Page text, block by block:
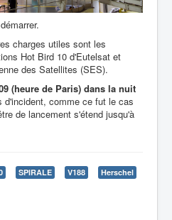
charges utiles sont les
Hot Bird 10 d'Eutelsat et
des Satellites (SES).
(heure de Paris) dans la nuit
d'incident, comme ce fut le cas
de lancement s'étend jusqu'à
SPIRALE V188
Herschel